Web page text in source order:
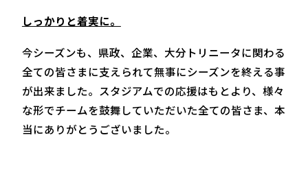
しっかりと着実に。
今シーズンも、県政、企業、大分トリニータに関わる
全ての皆さまに支えられて無事にシーズンを終える事
が出来ました。スタジアムでの応援はもとより、様々
な形でチームを鼓舞していただいた全ての皆さま、本
当にありがとうございました。